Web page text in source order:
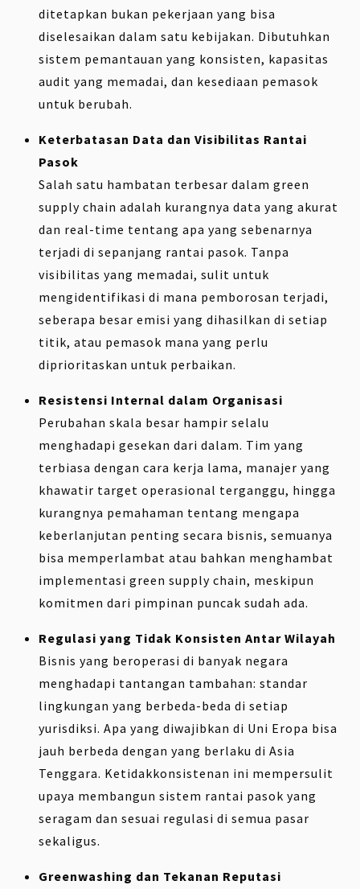
ditetapkan bukan pekerjaan yang bisa
diselesaikan dalam satu kebijakan. Dibutuhkan
sistem pemantauan yang konsisten, kapasitas
audit yang memadai, dan kesediaan pemasok
untuk berubah.
Keterbatasan Data dan Visibilitas Rantai
Pasok
Salah satu hambatan terbesar dalam green
supply chain adalah kurangnya data yang akurat
dan real-time tentang apa yang sebenarnya
terjadi di sepanjang rantai pasok. Tanpa
visibilitas yang memadai, sulit untuk
mengidentifikasi di mana pemborosan terjadi,
seberapa besar emisi yang dihasilkan di setiap
titik, atau pemasok mana yang perlu
diprioritaskan untuk perbaikan.
Resistensi Internal dalam Organisasi
Perubahan skala besar hampir selalu
menghadapi gesekan dari dalam. Tim yang
terbiasa dengan cara kerja lama, manajer yang
khawatir target operasional terganggu, hingga
kurangnya pemahaman tentang mengapa
keberlanjutan penting secara bisnis, semuanya
bisa memperlambat atau bahkan menghambat
implementasi green supply chain, meskipun
komitmen dari pimpinan puncak sudah ada.
Regulasi yang Tidak Konsisten Antar Wilayah
Bisnis yang beroperasi di banyak negara
menghadapi tantangan tambahan: standar
lingkungan yang berbeda-beda di setiap
yurisdiksi. Apa yang diwajibkan di Uni Eropa bisa
jauh berbeda dengan yang berlaku di Asia
Tenggara. Ketidakkonsistenan ini mempersulit
upaya membangun sistem rantai pasok yang
seragam dan sesuai regulasi di semua pasar
sekaligus.
Greenwashing dan Tekanan Reputasi